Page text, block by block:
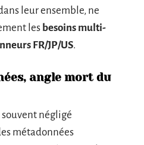
leur ensemble, ne
les besoins multi-
FR/JP/US.
angle mort du
négligé
métadonnées